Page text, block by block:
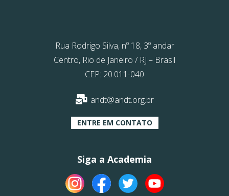
Rua Rodrigo Silva, nº 18, 3º andar
Centro, Rio de Janeiro / RJ – Brasil
CEP: 20.011-040
andt@andt.org.br
ENTRE EM CONTATO
Siga a Academia